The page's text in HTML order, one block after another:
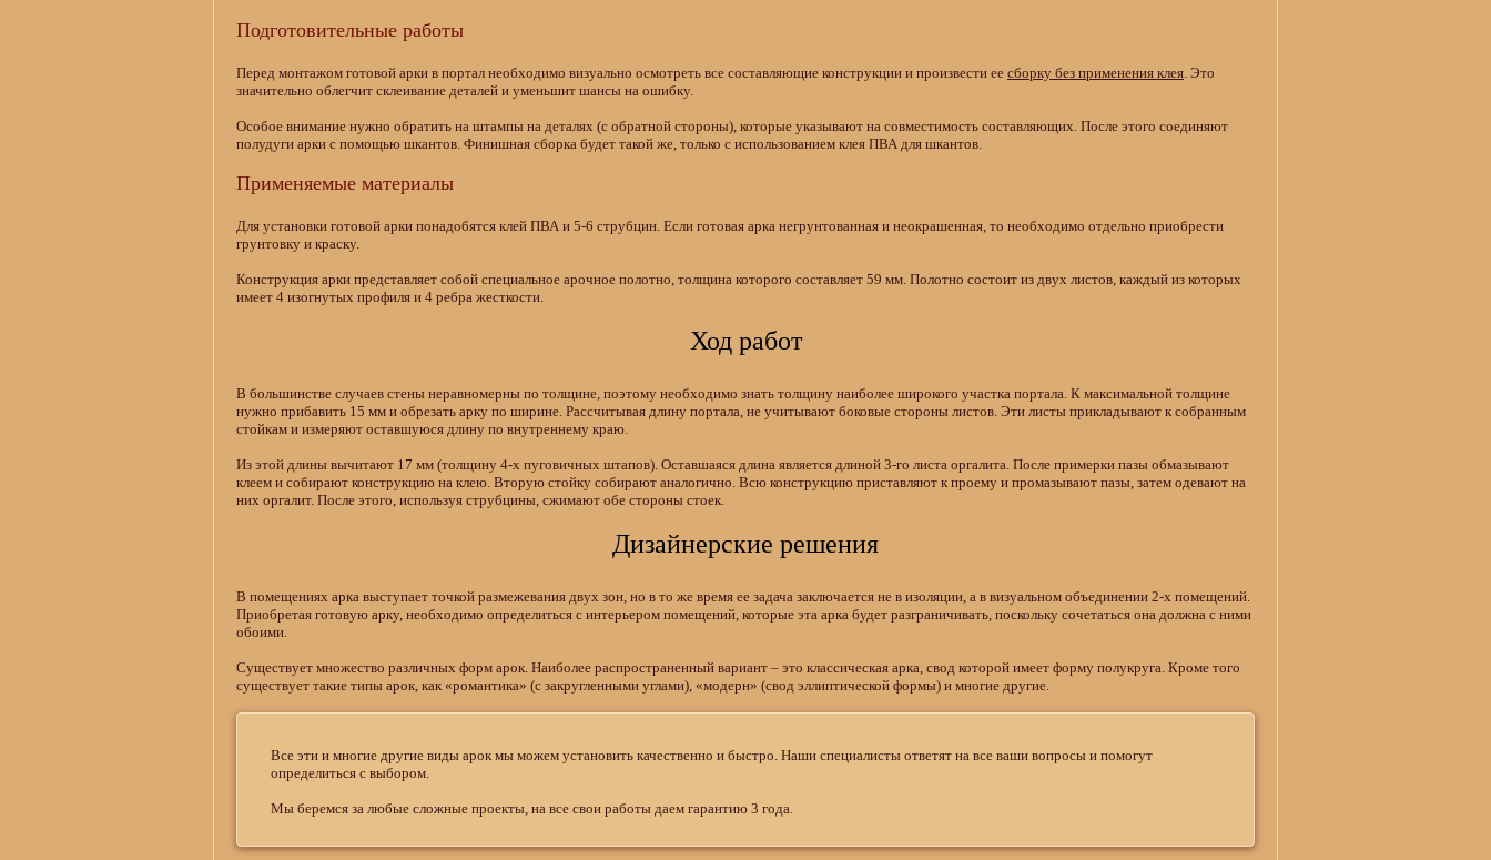
Подготовительные работы
Перед монтажом готовой арки в портал необходимо визуально осмотреть все составляющие конструкции и произвести ее сборку без применения клея. Это
значительно облегчит склеивание деталей и уменьшит шансы на ошибку.
Особое внимание нужно обратить на штампы на деталях (с обратной стороны), которые указывают на совместимость составляющих. После этого соединяют
полудуги арки с помощью шкантов. Финишная сборка будет такой же, только с использованием клея ПВА для шкантов.
Применяемые материалы
Для установки готовой арки понадобятся клей ПВА и 5-6 струбцин. Если готовая арка негрунтованная и неокрашенная, то необходимо отдельно приобрести
грунтовку и краску.
Конструкция арки представляет собой специальное арочное полотно, толщина которого составляет 59 мм. Полотно состоит из двух листов, каждый из которых
имеет 4 изогнутых профиля и 4 ребра жесткости.
Ход работ
В большинстве случаев стены неравномерны по толщине, поэтому необходимо знать толщину наиболее широкого участка портала. К максимальной толщине
нужно прибавить 15 мм и обрезать арку по ширине. Рассчитывая длину портала, не учитывают боковые стороны листов. Эти листы прикладывают к собранным
стойкам и измеряют оставшуюся длину по внутреннему краю.
Из этой длины вычитают 17 мм (толщину 4-х пуговичных штапов). Оставшаяся длина является длиной 3-го листа оргалита. После примерки пазы обмазывают
клеем и собирают конструкцию на клею. Вторую стойку собирают аналогично. Всю конструкцию приставляют к проему и промазывают пазы, затем одевают на
них оргалит. После этого, используя струбцины, сжимают обе стороны стоек.
Дизайнерские решения
В помещениях арка выступает точкой размежевания двух зон, но в то же время ее задача заключается не в изоляции, а в визуальном объединении 2-х помещений.
Приобретая готовую арку, необходимо определиться с интерьером помещений, которые эта арка будет разграничивать, поскольку сочетаться она должна с ними
обоими.
Существует множество различных форм арок. Наиболее распространенный вариант – это классическая арка, свод которой имеет форму полукруга. Кроме того
существует такие типы арок, как «романтика» (с закругленными углами), «модерн» (свод эллиптической формы) и многие другие.
Все эти и многие другие виды арок мы можем установить качественно и быстро. Наши специалисты ответят на все ваши вопросы и помогут
определиться с выбором.
Мы беремся за любые сложные проекты, на все свои работы даем гарантию 3 года.